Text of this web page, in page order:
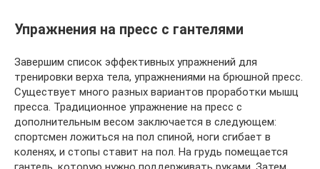
Упражнения на пресс с гантелями
Завершим список эффективных упражнений для
тренировки верха тела, упражнениями на брюшной пресс.
Существует много разных вариантов проработки мышц
пресса. Традиционное упражнение на пресс с
дополнительным весом заключается в следующем:
спортсмен ложиться на пол спиной, ноги сгибает в
коленях, и стопы ставит на пол. На грудь помещается